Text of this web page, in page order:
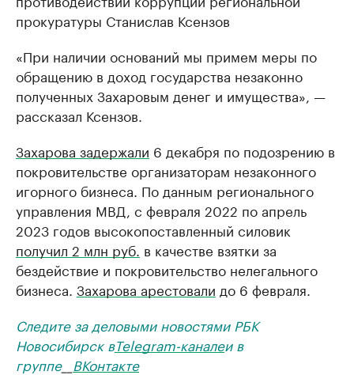
прокуратуры Станислав Ксензов
«При наличии оснований мы примем меры по
обращению в доход государства незаконно
полученных Захаровым денег и имущества», —
рассказал Ксензов.
Захарова задержали 6 декабря по подозрению в
покровительстве организаторам незаконного
игорного бизнеса. По данным регионального
управления МВД, с февраля 2022 по апрель
2023 годов высокопоставленный силовик
получил 2 млн руб. в качестве взятки за
бездействие и покровительство нелегального
бизнеса. Захарова арестовали до 6 февраля.
Следите за деловыми новостями РБК
Новосибирск вTelegram-каналеи в
группе__ ВКонтакте